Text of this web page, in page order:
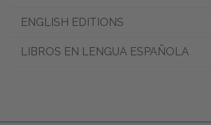
ENGLISH EDITIONS
LIBROS EN LENGUA ESPAÑOLA